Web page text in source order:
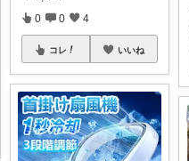
0 0 4
コレ いいね